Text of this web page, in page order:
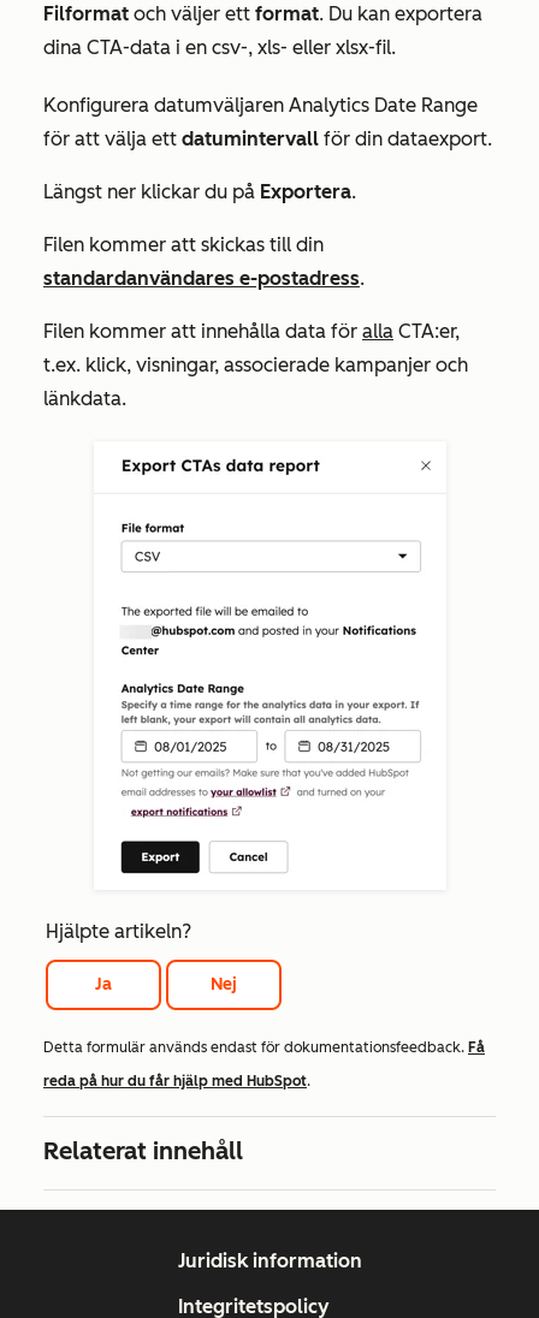
Filformat och väljer ett format. Du kan exportera
dina CTA-data i en csv-, xls- eller xlsx-fil.
Konfigurera datumväljaren Analytics Date Range
för att välja ett datumintervall för din dataexport.
Längst ner klickar du på Exportera.
Filen kommer att skickas till din
standardanvändares e-postadress.
Filen kommer att innehålla data för alla CTA:er,
t.ex. klick, visningar, associerade kampanjer och
länkdata.
Hjälpte artikeln?
Ja Nej
Detta formulär används endast för dokumentationsfeedback. Få
reda på hur du får hjälp med HubSpot.
Relaterat innehåll
Juridisk information
Integritetspolicy